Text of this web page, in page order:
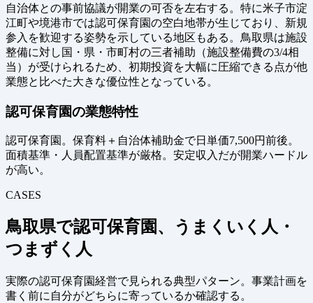
自治体との事前協議が開業の可否を左右する。特に米子市淀
江町や境港市では認可保育園の空白地帯が生じており、新規
参入を歓迎する姿勢を示している地区もある。鳥取県は施設
整備に対し国・県・市町村の三者補助（施設整備費の3/4相
当）が受けられるため、初期投資を大幅に圧縮できる点が他
業態と比べた大きな優位性となっている。
認可保育園の業態特性
認可保育園。保育料＋自治体補助金で日単価7,500円前後。
面積基準・人員配置基準が厳格。安定収入だが開業ハードル
が高い。
CASES
鳥取県で認可保育園、うまくいく人・
つまずく人
実際の認可保育園経営で見られる典型パターン。事業計画を
書く前に自分がどちらに寄っているか確認する。